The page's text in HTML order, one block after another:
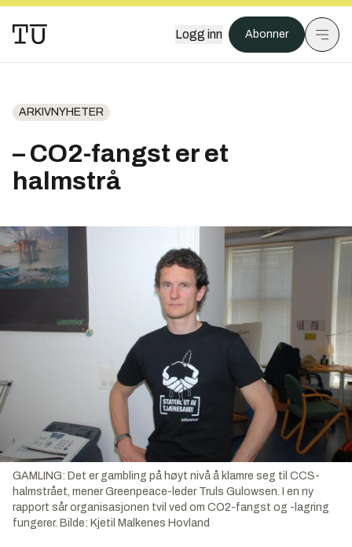
Logg inn Abonner
ARKIVNYHETER
– CO2-fangst er et
halmstrå
GAMLING: Det er gambling på høyt nivå å klamre seg til CCS-
halmstrået, mener Greenpeace-leder Truls Gulowsen. I en ny
rapport sår organisasjonen tvil ved om CO2-fangst og -lagring
fungerer. Bilde: Kjetil Malkenes Hovland